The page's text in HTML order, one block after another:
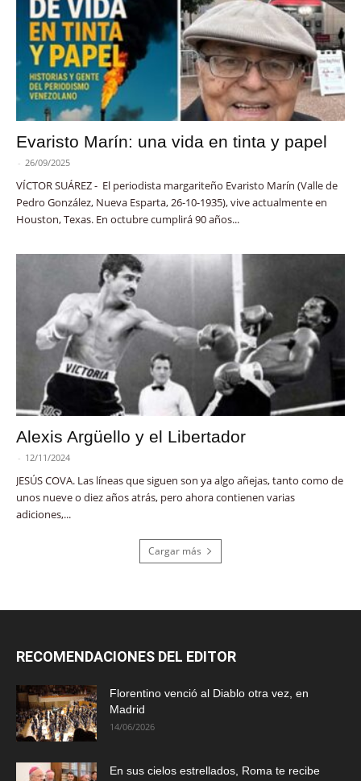
Evaristo Marín: una vida en tinta y papel
- 26/09/2025
VÍCTOR SUÁREZ - El periodista margariteño Evaristo Marín (Valle de
Pedro González, Nueva Esparta, 26-10-1935), vive actualmente en
Houston, Texas. En octubre cumplirá 90 años...
Alexis Argüello y el Libertador
- 12/11/2024
JESÚS COVA. Las líneas que siguen son ya algo añejas, tanto como de
unos nueve o diez años atrás, pero ahora contienen varias
adiciones,...
Cargar más
RECOMENDACIONES DEL EDITOR
Florentino venció al Diablo otra vez, en
Madrid
14/06/2026
En sus cielos estrellados, Roma te recibe